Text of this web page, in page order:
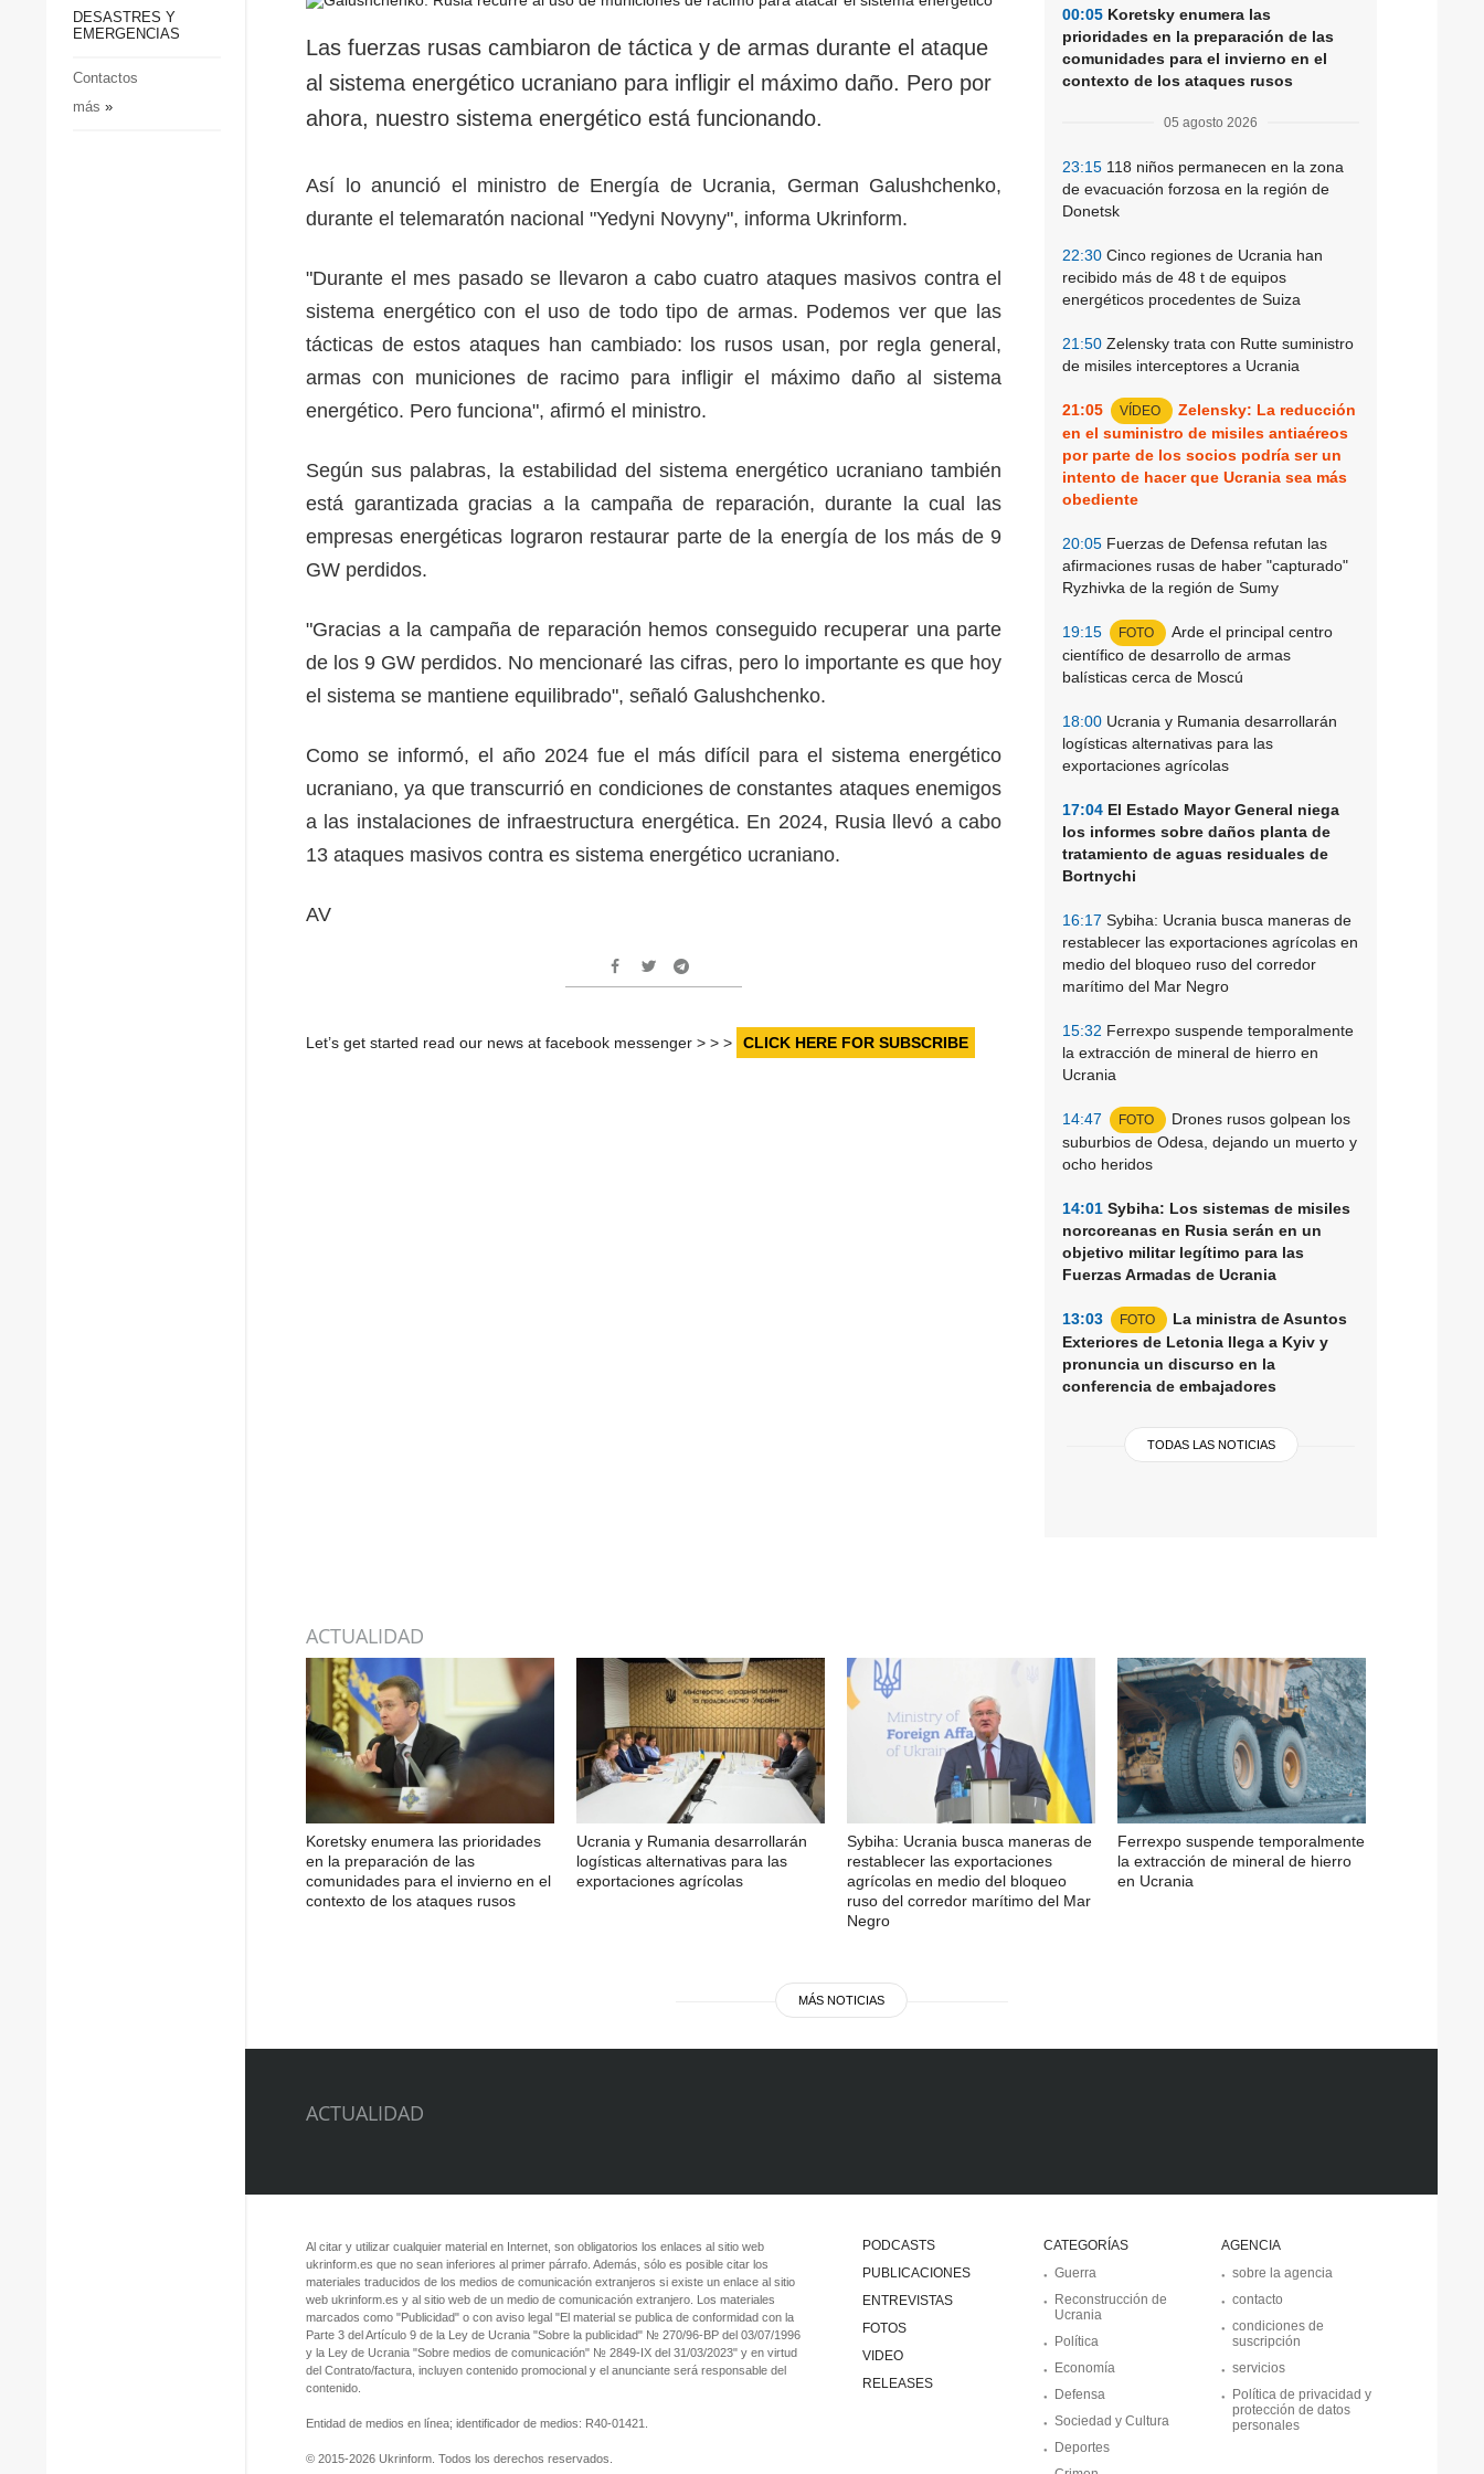
Sociedad y Cultura
DESASTRES Y
EMERGENCIAS
Contactos
más »
00:05 Koretsky enumera las
prioridades en la preparación de las
comunidades para el invierno en el
contexto de los ataques rusos
05 agosto 2026
23:15 118 niños permanecen en la zona
de evacuación forzosa en la región de
Donetsk
22:30 Cinco regiones de Ucrania han
recibido más de 48 t de equipos
energéticos procedentes de Suiza
21:50 Zelensky trata con Rutte suministro
de misiles interceptores a Ucrania
21:05 VÍDEO
Zelensky: La reducción
en el suministro de misiles antiaéreos
por parte de los socios podría ser un
intento de hacer que Ucrania sea más
obediente
20:05 Fuerzas de Defensa refutan las
afirmaciones rusas de haber "capturado"
Ryzhivka de la región de Sumy
19:15 FOTO
Arde el principal centro
científico de desarrollo de armas
balísticas cerca de Moscú
18:00 Ucrania y Rumania desarrollarán
logísticas alternativas para las
exportaciones agrícolas
17:04 El Estado Mayor General niega
los informes sobre daños planta de
tratamiento de aguas residuales de
Bortnychi
16:17 Sybiha: Ucrania busca maneras de
restablecer las exportaciones agrícolas en
medio del bloqueo ruso del corredor
marítimo del Mar Negro
15:32 Ferrexpo suspende temporalmente
la extracción de mineral de hierro en
Ucrania
14:47 FOTO
Drones rusos golpean los
suburbios de Odesa, dejando un muerto y
ocho heridos
14:01 Sybiha: Los sistemas de misiles
norcoreanas en Rusia serán en un
objetivo militar legítimo para las
Fuerzas Armadas de Ucrania
13:03 FOTO
La ministra de Asuntos
Exteriores de Letonia llega a Kyiv y
pronuncia un discurso en la
conferencia de embajadores
TODAS LAS NOTICIAS
Las fuerzas rusas cambiaron de táctica y de armas durante el ataque
al sistema energético ucraniano para infligir el máximo daño. Pero por
ahora, nuestro sistema energético está funcionando.
Así lo anunció el ministro de Energía de Ucrania, German Galushchenko,
durante el telemaratón nacional "Yedyni Novyny", informa Ukrinform.
"Durante el mes pasado se llevaron a cabo cuatro ataques masivos contra el
sistema energético con el uso de todo tipo de armas. Podemos ver que las
tácticas de estos ataques han cambiado: los rusos usan, por regla general,
armas con municiones de racimo para infligir el máximo daño al sistema
energético. Pero funciona", afirmó el ministro.
Según sus palabras, la estabilidad del sistema energético ucraniano también
está garantizada gracias a la campaña de reparación, durante la cual las
empresas energéticas lograron restaurar parte de la energía de los más de 9
GW perdidos.
"Gracias a la campaña de reparación hemos conseguido recuperar una parte
de los 9 GW perdidos. No mencionaré las cifras, pero lo importante es que hoy
el sistema se mantiene equilibrado", señaló Galushchenko.
Como se informó, el año 2024 fue el más difícil para el sistema energético
ucraniano, ya que transcurrió en condiciones de constantes ataques enemigos
a las instalaciones de infraestructura energética. En 2024, Rusia llevó a cabo
13 ataques masivos contra es sistema energético ucraniano.
AV
Let’s get started read our news at facebook messenger > > > CLICK HERE FOR SUBSCRIBE
ACTUALIDAD
Koretsky enumera las prioridades
en la preparación de las
comunidades para el invierno en el
contexto de los ataques rusos
Ucrania y Rumania desarrollarán
logísticas alternativas para las
exportaciones agrícolas
Sybiha: Ucrania busca maneras de
restablecer las exportaciones
agrícolas en medio del bloqueo
ruso del corredor marítimo del Mar
Negro
Ferrexpo suspende temporalmente
la extracción de mineral de hierro
en Ucrania
MÁS NOTICIAS
ACTUALIDAD
CATEGORÍAS
Guerra
Reconstrucción de
Ucrania
Política
Economía
Defensa
Sociedad y Cultura
Deportes
AGENCIA
sobre la agencia
contacto
condiciones de
suscripción
servicios
Política de privacidad y
protección de datos
personales
PODCASTS
PUBLICACIONES
ENTREVISTAS
FOTOS
VIDEO
RELEASES
Al citar y utilizar cualquier material en Internet, son obligatorios los enlaces al sitio web
ukrinform.es que no sean inferiores al primer párrafo. Además, sólo es posible citar los
materiales traducidos de los medios de comunicación extranjeros si existe un enlace al sitio
web ukrinform.es y al sitio web de un medio de comunicación extranjero. Los materiales
marcados como "Publicidad" o con aviso legal "El material se publica de conformidad con la
Parte 3 del Artículo 9 de la Ley de Ucrania "Sobre la publicidad" № 270/96-ВР del 03/07/1996
y la Ley de Ucrania "Sobre medios de comunicación" № 2849-IX del 31/03/2023" y en virtud
del Contrato/factura, incluyen contenido promocional y el anunciante será responsable del
contenido.
Entidad de medios en línea; identificador de medios: R40-01421.
© 2015-2026 Ukrinform. Todos los derechos reservados.